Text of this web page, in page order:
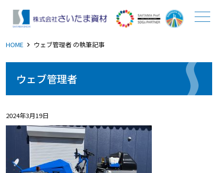
メニュー
HOME ウェブ管理者 の執筆記事
ウェブ管理者
2024年3月19日